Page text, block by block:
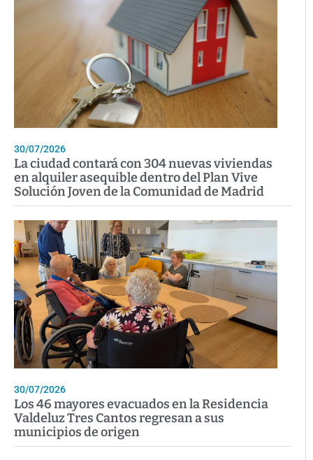
30/07/2026
La ciudad contará con 304 nuevas viviendas
en alquiler asequible dentro del Plan Vive
Solución Joven de la Comunidad de Madrid
30/07/2026
Los 46 mayores evacuados en la Residencia
Valdeluz Tres Cantos regresan a sus
municipios de origen